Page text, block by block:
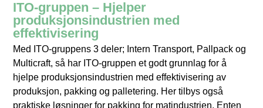
ITO-gruppen – Hjelper
produksjonsindustrien med
effektivisering
Med ITO-gruppens 3 deler; Intern Transport, Pallpack og
Multicraft, så har ITO-gruppen et godt grunnlag for å
hjelpe produksjonsindustrien med effektivisering av
produksjon, pakking og palletering. Her tilbys også
praktiske løsninger for pakking for matindustrien. Enten